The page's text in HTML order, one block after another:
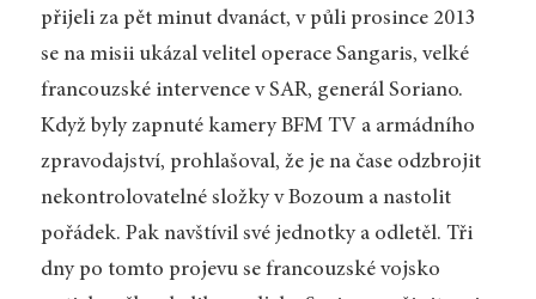
přijeli za pět minut dvanáct, v půli prosince 2013
se na misii ukázal velitel operace Sangaris, velké
francouzské intervence v SAR, generál Soriano.
Když byly zapnuté kamery BFM TV a armádního
zpravodajství, prohlašoval, že je na čase odzbrojit
nekontrolovatelné složky v Bozoum a nastolit
pořádek. Pak navštívil své jednotky a odletěl. Tři
dny po tomto projevu se francouzské vojsko